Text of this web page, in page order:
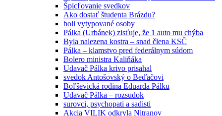
Špicľovanie svedkov
Ako dostať študenta Brázdu?
boli vytypované osoby
Pálka (Urbánek) zisťuje, že 1 auto mu chýba
Byla nalezena kostra – snad člena KSČ
Pálka – klamstvo pred federálnym súdom
Bolero ministra Kaliňáka
Udavač Pálka krivo prisahal
svedok Antošovský o Beďačovi
Boľševická rodina Eduarda Pálku
Udavač Pálka – rozsudok
surovci, psychopati a sadisti
Akcia VILIK odkryla Nitranov